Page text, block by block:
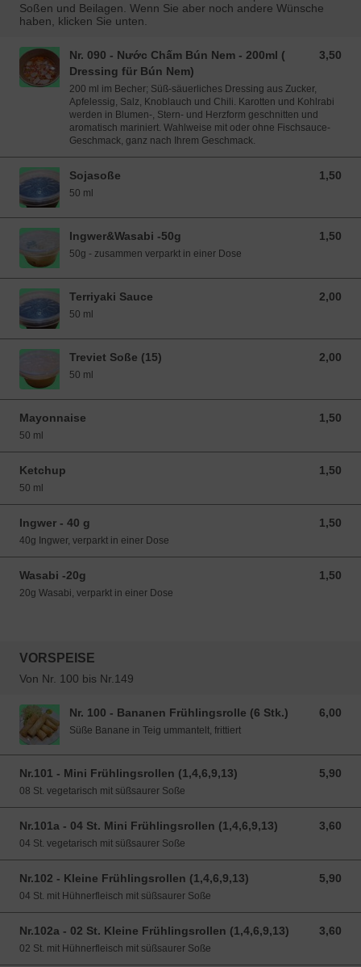
Soßen und Beilagen. Wenn Sie aber noch andere Wünsche
haben, klicken Sie unten.
Nr. 090 - Nước Chấm Bún Nem - 200ml (
Dressing für Bún Nem)
3,50
3,50 EUR
200 ml im Becher; Süß-säuerliches Dressing aus Zucker,
Apfelessig, Salz, Knoblauch und Chili. Karotten und Kohlrabi
werden in Blumen-, Stern- und Herzform geschnitten und
aromatisch mariniert. Wahlweise mit oder ohne Fischsauce-
Geschmack, ganz nach Ihrem Geschmack.
Sojasoße 1,50
1,50 EUR
50 ml
Ingwer&Wasabi -50g 1,50
1,50 EUR
50g - zusammen verparkt in einer Dose
Terriyaki Sauce 2,00
2,00 EUR
50 ml
Treviet Soße (15) 2,00
2,00 EUR
50 ml
Mayonnaise 1,50
1,50 EUR
50 ml
Ketchup 1,50
1,50 EUR
50 ml
Ingwer - 40 g 1,50
1,50 EUR
40g Ingwer, verparkt in einer Dose
Wasabi -20g 1,50
1,50 EUR
20g Wasabi, verparkt in einer Dose
VORSPEISE
Von Nr. 100 bis Nr.149
Nr. 100 - Bananen Frühlingsrolle (6 Stk.) 6,00
6,00 EUR
Süße Banane in Teig ummantelt, frittiert
Nr.101 - Mini Frühlingsrollen (1,4,6,9,13) 5,90
5,90 EUR
08 St. vegetarisch mit süßsaurer Soße
Nr.101a - 04 St. Mini Frühlingsrollen (1,4,6,9,13) 3,60
3,60 EUR
04 St. vegetarisch mit süßsaurer Soße
Nr.102 - Kleine Frühlingsrollen (1,4,6,9,13) 5,90
5,90 EUR
04 St. mit Hühnerfleisch mit süßsaurer Soße
Nr.102a - 02 St. Kleine Frühlingsrollen (1,4,6,9,13) 3,60
3,60 EUR
02 St. mit Hühnerfleisch mit süßsaurer Soße